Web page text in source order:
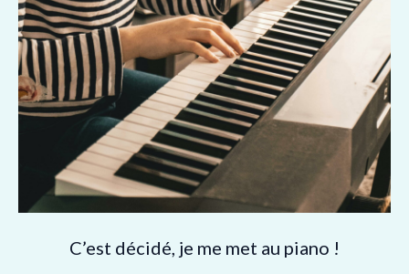
C’est décidé, je me met au piano !